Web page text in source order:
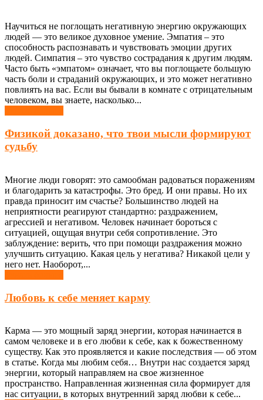
Научиться не поглощать негативную энергию окружающих
людей — это великое духовное умение. Эмпатия – это
способность распознавать и чувствовать эмоции других
людей. Симпатия – это чувство сострадания к другим людям.
Часто быть «эмпатом» означает, что вы поглощаете большую
часть боли и страданий окружающих, и это может негативно
повлиять на вас. Если вы бывали в комнате с отрицательным
человеком, вы знаете, насколько...
Физикой доказано, что твои мысли формируют
судьбу
Многие люди говорят: это самообман радоваться поражениям
и благодарить за катастрофы. Это бред. И они правы. Но их
правда приносит им счастье? Большинство людей на
неприятности реагируют стандартно: раздражением,
агрессией и негативом. Человек начинает бороться с
ситуацией, ощущая внутри себя сопротивление. Это
заблуждение: верить, что при помощи раздражения можно
улучшить ситуацию. Какая цель у негатива? Никакой цели у
него нет. Наоборот,...
Любовь к себе меняет карму
Карма — это мощный заряд энергии, которая начинается в
самом человеке и в его любви к себе, как к божественному
существу. Как это проявляется и какие последствия — об этом
в статье. Когда мы любим себя… Внутри нас создается заряд
энергии, который направляем на свое жизненное
пространство. Направленная жизненная сила формирует для
нас ситуации, в которых внутренний заряд любви к себе...